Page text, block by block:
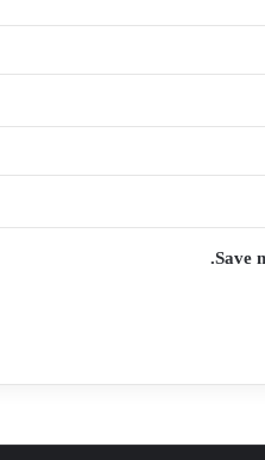
Save